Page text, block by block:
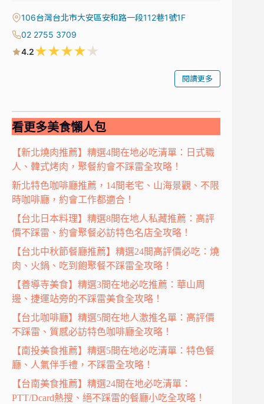
106台灣台北市大安區安和路一段112巷1號1F
02 2755 3709
4.2★★★★★
閱讀更多
看更多美食懶人包
【新北燒肉推薦】精選4間在地必吃清單：日式職
人、韓式烤肉，聚餐約會不踩雷全攻略！
新北特色咖啡廳推薦，14間老宅、山海景觀、不限
時咖啡廳，約會工作都適合！
【台北日本料理】精選8間在地人私藏推薦：高評
價不踩雷、約會聚餐必訪特色名店全攻略！
【台北中秋節餐廳推薦】精選24間高評價必吃：燒
肉、火鍋、吃到飽聚餐不踩雷全攻略！
【善導寺美食】精選3間在地必吃推薦：華山周
邊、捷運站旁的不踩雷美食全攻略！
【台北咖啡廳】精選5間在地人激推名單：高評價
不踩雷、質感必訪特色咖啡廳全攻略！
【南投美食推薦】精選5間在地必吃清單：特色餐
廳、人氣伴手禮，不踩雷全攻略！
【台南美食推薦】精選24間在地必吃清單：
PTT/Dcard熱搜、絕不踩雷的餐廳小吃全攻略！